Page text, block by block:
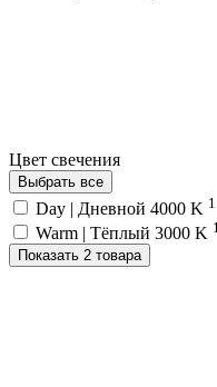
Цвет свечения
Выбрать все
Day | Дневной 4000 K 1
Warm | Тёплый 3000 K 1
Показать 2 товара